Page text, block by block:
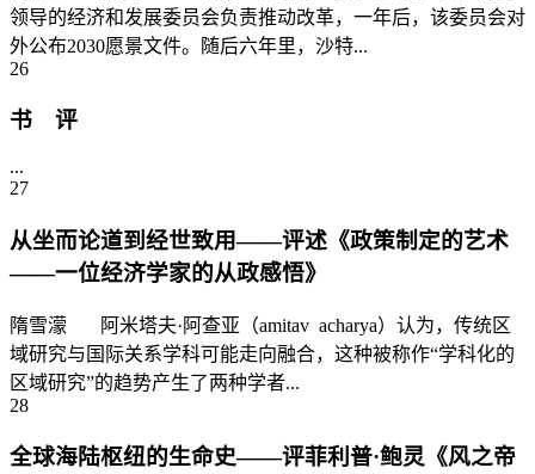
领导的经济和发展委员会负责推动改革，一年后，该委员会对
外公布2030愿景文件。随后六年里，沙特...
26
书 评
...
27
从坐而论道到经世致用——评述《政策制定的艺术
——一位经济学家的从政感悟》
隋雪濛 阿米塔夫·阿查亚（amitav acharya）认为，传统区
域研究与国际关系学科可能走向融合，这种被称作“学科化的
区域研究”的趋势产生了两种学者...
28
全球海陆枢纽的生命史——评菲利普·鲍灵《风之帝